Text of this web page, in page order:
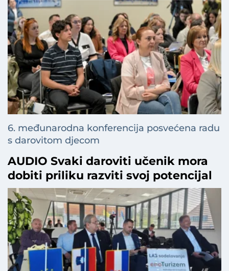
6. međunarodna konferencija posvećena radu
s darovitom djecom
AUDIO Svaki daroviti učenik mora
dobiti priliku razviti svoj potencijal